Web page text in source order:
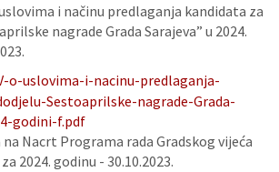
i načinu predlaganja kandidata za
nagrade Grada Sarajeva” u 2024.
o-uslovima-i-nacinu-predlaganja-
Sestoaprilske-nagrade-Grada-
godini-f.pdf
Nacrt Programa rada Gradskog vijeća
2024. godinu - 30.10.2023.